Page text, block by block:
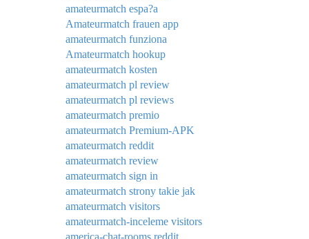
amateurmatch espa?a
Amateurmatch frauen app
amateurmatch funziona
Amateurmatch hookup
amateurmatch kosten
amateurmatch pl review
amateurmatch pl reviews
amateurmatch premio
amateurmatch Premium-APK
amateurmatch reddit
amateurmatch review
amateurmatch sign in
amateurmatch strony takie jak
amateurmatch visitors
amateurmatch-inceleme visitors
america-chat-rooms reddit